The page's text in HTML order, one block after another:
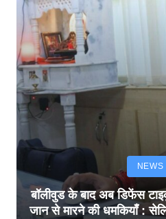
NEWS
बॉलीवुड के बाद अब डिफेंस
जान से मारने की धमकियाँ :